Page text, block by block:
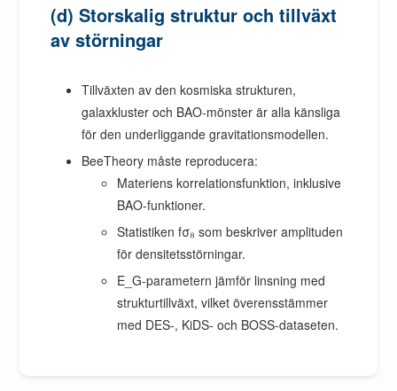
(d) Storskalig struktur och tillväxt
av störningar
Tillväxten av den kosmiska strukturen,
galaxkluster och BAO-mönster är alla känsliga
för den underliggande gravitationsmodellen.
BeeTheory måste reproducera:
Materiens korrelationsfunktion, inklusive
BAO-funktioner.
Statistiken fσ₈ som beskriver amplituden
för densitetsstörningar.
E_G-parametern jämför linsning med
strukturtillväxt, vilket överensstämmer
med DES-, KiDS- och BOSS-dataseten.